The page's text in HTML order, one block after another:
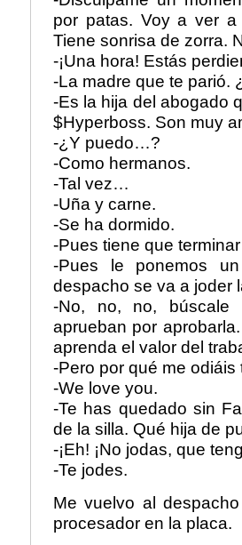
por patas. Voy a ver
Tiene sonrisa de zorra.
-¡Una hora! Estás
-La madre que te parió.
-Es la hija del abogado
$Hyperboss. Son muy
-¿Y puedo…?
-Como hermanos.
-Tal vez…
-Uña y carne.
-Se ha dormido.
-Pues tiene que
-Pues le ponemos
despacho se va a joder
-No, no, no,
aprueban por
aprenda el valor del
-Pero por qué me odiáis
-We love you.
-Te has quedado sin
de la silla. Qué hija de
-¡Eh! ¡No jodas, que
-Te jodes.
Me vuelvo al
procesador en la placa.